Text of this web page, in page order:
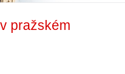
pražském